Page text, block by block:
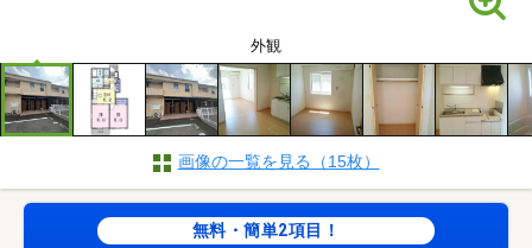
外観
画像の一覧を見る（15枚）
無料・簡単2項目！